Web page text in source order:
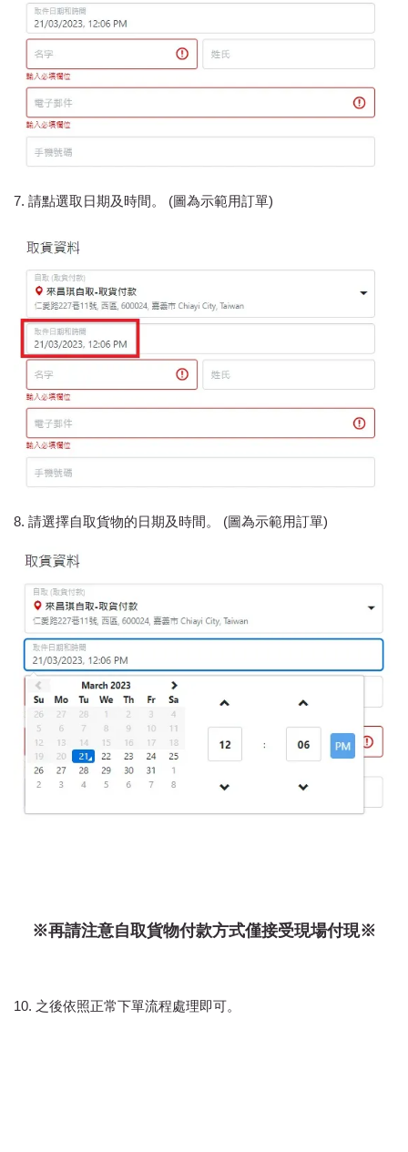
7. 請點選取日期及時間。 (圖為示範用訂單)
8. 請選擇自取貨物的日期及時間。 (圖為示範用訂單)
※再請注意自取貨物付款方式僅接受現場付現※
10. 之後依照正常下單流程處理即可。